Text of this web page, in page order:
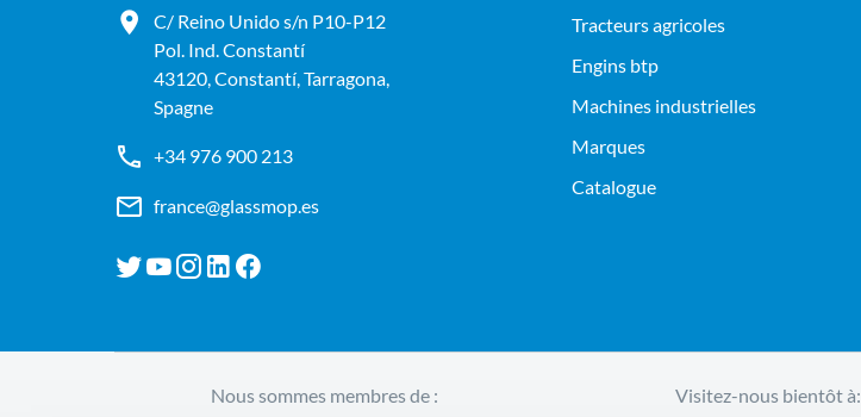
C/ Reino Unido s/n P10-P12
Pol. Ind. Constantí
43120, Constantí, Tarragona,
Spagne
+34 976 900 213
france@glassmop.es
tracteurs agricoles
engins btp
machines industrielles
Marques
Catalogue
Nous sommes membres de : Visitez-nous bientôt à: